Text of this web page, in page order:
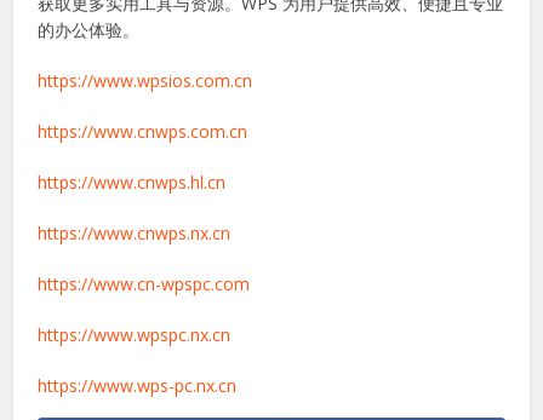
总的来说，wps下载
Office 的便捷功能。无论是工作、学习还是日常文档处理，
WPS 都能满足各种办公需求，是值得长期使用的可靠工具。
获取更多实用工具与资源。WPS 为用户提供高效、便捷且专业
的办公体验。
https://www.wpsios.com.cn
https://www.cnwps.com.cn
https://www.cnwps.hl.cn
https://www.cnwps.nx.cn